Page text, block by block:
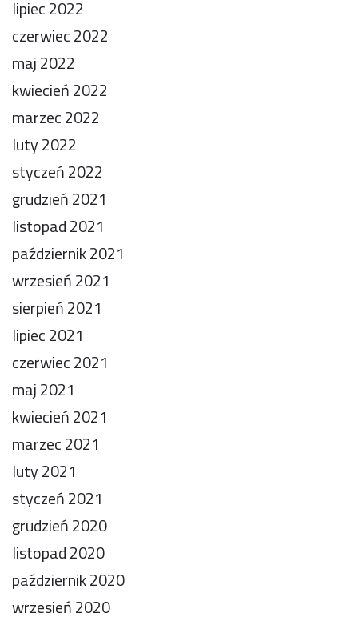
lipiec 2022
czerwiec 2022
maj 2022
kwiecień 2022
marzec 2022
luty 2022
styczeń 2022
grudzień 2021
listopad 2021
październik 2021
wrzesień 2021
sierpień 2021
lipiec 2021
czerwiec 2021
maj 2021
kwiecień 2021
marzec 2021
luty 2021
styczeń 2021
grudzień 2020
listopad 2020
październik 2020
wrzesień 2020